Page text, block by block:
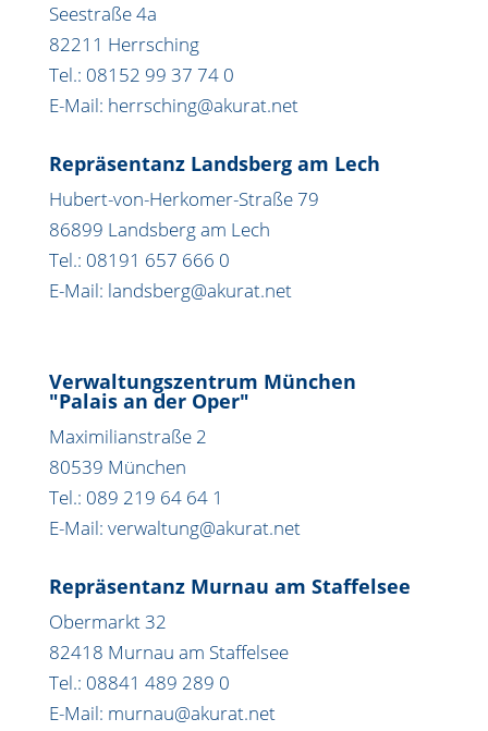
Seestraße 4a
82211 Herrsching
Tel.: 08152 99 37 74 0
E-Mail: herrsching@akurat.net
Repräsentanz Landsberg am Lech
Hubert-von-Herkomer-Straße 79
86899 Landsberg am Lech
Tel.: 08191 657 666 0
E-Mail: landsberg@akurat.net
Verwaltungszentrum München
"Palais an der Oper"
Maximilianstraße 2
80539 München
Tel.: 089 219 64 64 1
E-Mail: verwaltung@akurat.net
Repräsentanz Murnau am Staffelsee
Obermarkt 32
82418 Murnau am Staffelsee
Tel.: 08841 489 289 0
E-Mail: murnau@akurat.net